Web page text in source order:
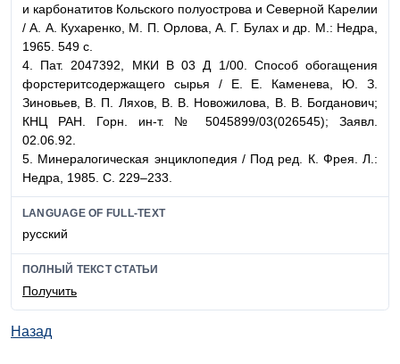
и карбонатитов Кольского полуострова и Северной Карелии
/ А. А. Кухаренко, М. П. Орлова, А. Г. Булах и др. М.: Недра,
1965. 549 с.
4. Пат. 2047392, МКИ В 03 Д 1/00. Способ обогащения
форстеритсодержащего сырья / Е. Е. Каменева, Ю. З.
Зиновьев, В. П. Ляхов, В. В. Новожилова, В. В. Богданович;
КНЦ РАН. Горн. ин-т. № 5045899/03(026545); Заявл.
02.06.92.
5. Минералогическая энциклопедия / Под ред. К. Фрея. Л.:
Недра, 1985. С. 229–233.
LANGUAGE OF FULL-TEXT
русский
ПОЛНЫЙ ТЕКСТ СТАТЬИ
Получить
Назад